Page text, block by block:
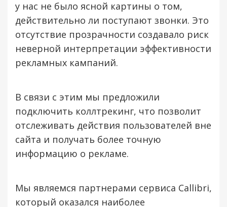
у нас не было ясной картины о том,
действительно ли поступают звонки. Это
отсутствие прозрачности создавало риск
неверной интерпретации эффективности
рекламных кампаний.
В связи с этим мы предложили
подключить коллтрекинг, что позволит
отслеживать действия пользователей вне
сайта и получать более точную
информацию о рекламе.
Мы являемся партнерами сервиса Callibri,
который оказался наиболее